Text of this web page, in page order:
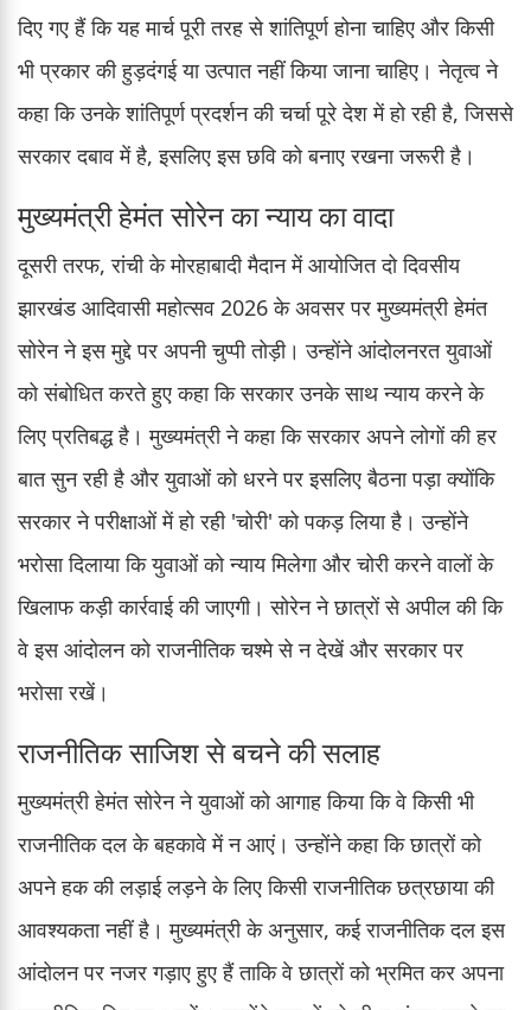
दिए गए हैं कि यह मार्च पूरी तरह से शांतिपूर्ण होना चाहिए और किसी
भी प्रकार की हुड़दंगई या उत्पात नहीं किया जाना चाहिए। नेतृत्व ने
कहा कि उनके शांतिपूर्ण प्रदर्शन की चर्चा पूरे देश में हो रही है, जिससे
सरकार दबाव में है, इसलिए इस छवि को बनाए रखना जरूरी है।
मुख्यमंत्री हेमंत सोरेन का न्याय का वादा
दूसरी तरफ, रांची के मोरहाबादी मैदान में आयोजित दो दिवसीय
झारखंड आदिवासी महोत्सव 2026 के अवसर पर मुख्यमंत्री हेमंत
सोरेन ने इस मुद्दे पर अपनी चुप्पी तोड़ी। उन्होंने आंदोलनरत युवाओं
को संबोधित करते हुए कहा कि सरकार उनके साथ न्याय करने के
लिए प्रतिबद्ध है। मुख्यमंत्री ने कहा कि सरकार अपने लोगों की हर
बात सुन रही है और युवाओं को धरने पर इसलिए बैठना पड़ा क्योंकि
सरकार ने परीक्षाओं में हो रही 'चोरी' को पकड़ लिया है। उन्होंने
भरोसा दिलाया कि युवाओं को न्याय मिलेगा और चोरी करने वालों के
खिलाफ कड़ी कार्रवाई की जाएगी। सोरेन ने छात्रों से अपील की कि
वे इस आंदोलन को राजनीतिक चश्मे से न देखें और सरकार पर
भरोसा रखें।
राजनीतिक साजिश से बचने की सलाह
मुख्यमंत्री हेमंत सोरेन ने युवाओं को आगाह किया कि वे किसी भी
राजनीतिक दल के बहकावे में न आएं। उन्होंने कहा कि छात्रों को
अपने हक की लड़ाई लड़ने के लिए किसी राजनीतिक छत्रछाया की
आवश्यकता नहीं है। मुख्यमंत्री के अनुसार, कई राजनीतिक दल इस
आंदोलन पर नजर गड़ाए हुए हैं ताकि वे छात्रों को भ्रमित कर अपना